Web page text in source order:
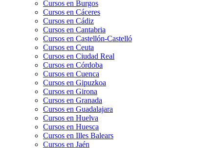
Cursos en Burgos
Cursos en Cáceres
Cursos en Cádiz
Cursos en Cantabria
Cursos en Castellón-Castelló
Cursos en Ceuta
Cursos en Ciudad Real
Cursos en Córdoba
Cursos en Cuenca
Cursos en Gipuzkoa
Cursos en Girona
Cursos en Granada
Cursos en Guadalajara
Cursos en Huelva
Cursos en Huesca
Cursos en Illes Balears
Cursos en Jaén